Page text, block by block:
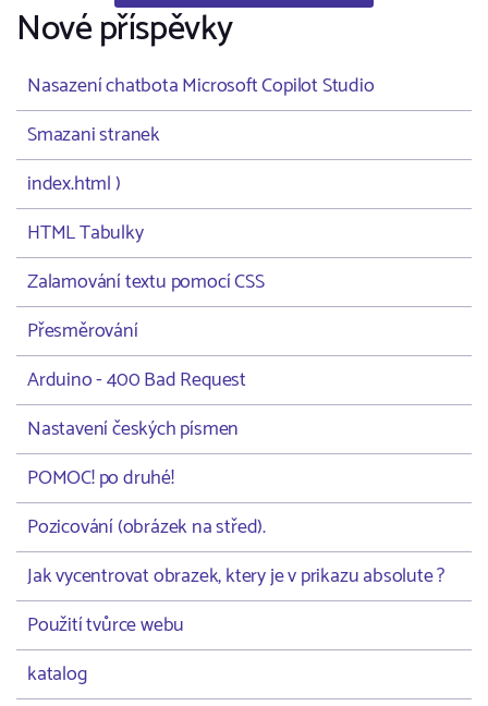
Nové příspěvky
Nasazení chatbota Microsoft Copilot Studio
Smazani stranek
index.html )
HTML Tabulky
Zalamování textu pomocí CSS
Přesměrování
Arduino - 400 Bad Request
Nastavení českých písmen
POMOC! po druhé!
Pozicování (obrázek na střed).
Jak vycentrovat obrazek, ktery je v prikazu absolute ?
Použití tvůrce webu
katalog